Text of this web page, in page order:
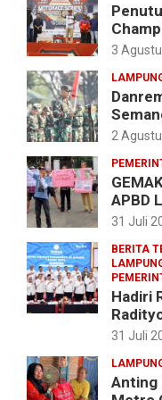
3
Yonif
XXI/
2
APBD
31 Juli
BERITA
Hadiri
31 Juli
Anting